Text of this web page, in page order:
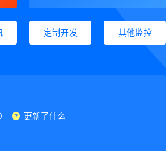
定制开发 其他监控
更新了什么